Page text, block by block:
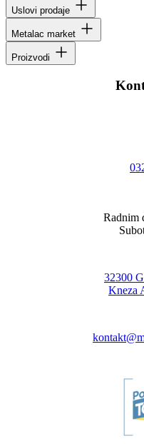
Uslovi prodaje
Metalac market
Proizvodi
Radnim
32300
Kneza